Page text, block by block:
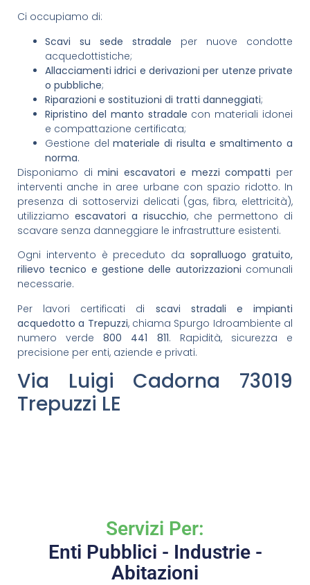
Ci occupiamo di:
Scavi su sede stradale per nuove condotte
acquedottistiche;
Allacciamenti idrici e derivazioni per utenze private
o pubbliche;
Riparazioni e sostituzioni di tratti danneggiati;
Ripristino del manto stradale con materiali idonei
e compattazione certificata;
Gestione delmateriale di risulta e smaltimento a
norma.
Disponiamo dimini escavatori e mezzi compatti per
interventi anche in aree urbane con spazio ridotto. In
presenza di sottoservizi delicati (gas, fibra, elettricità),
utilizziamo escavatori a risucchio, che permettono di
scavare senza danneggiare le infrastrutture esistenti.
Ogni intervento è preceduto dasopralluogo gratuito,
rilievo tecnico e gestione delle autorizzazioni comunali
necessarie.
Per lavori certificati di scavi stradali e impianti
acquedotto a Trepuzzi, chiama Spurgo Idroambiente al
numero verde800 441 811. Rapidità, sicurezza e
precisione per enti, aziende e privati.
Via Luigi Cadorna 73019
Trepuzzi LE
Servizi Per:
Enti Pubblici - Industrie -
Abitazioni